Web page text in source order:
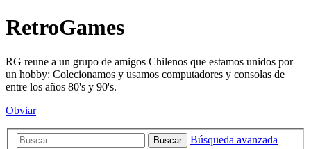
RetroGames
RG reune a un grupo de amigos Chilenos que estamos unidos por
un hobby: Colecionamos y usamos computadores y consolas de
entre los años 80's y 90's.
Obviar
Buscar Búsqueda avanzada